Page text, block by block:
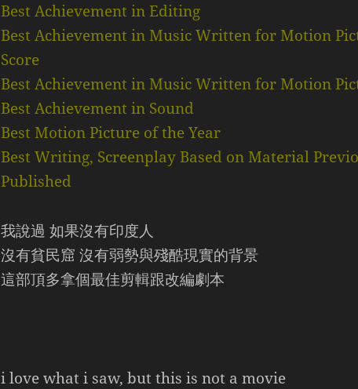
Best Achievement in Editing
Best Achievement in Music Written for Motion
Score
Best Achievement in Music Written for Motion
Best Achievement in Sound
Best Motion Picture of the Year
Best Writing, Screenplay Based on Material
Published
我說過 如果沒有印度人
沒有貧民窟 沒有弱勢與殘酷現實的背景
這部頂多拿個最佳剪輯跟改編劇本
i love what i saw, but this is not a movie